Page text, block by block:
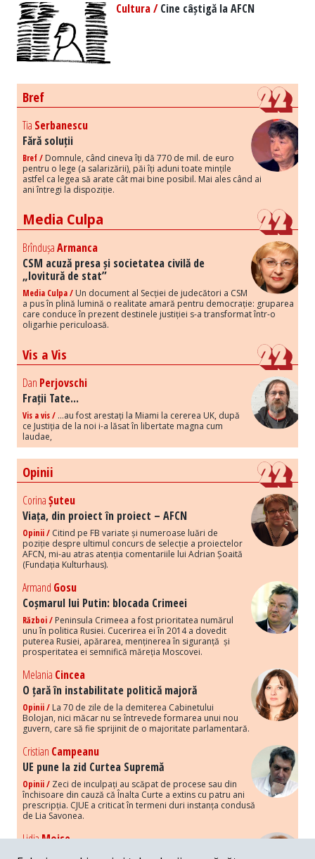
Cultura /Cine câștigă la AFCN
Bref
Tia Serbanescu
Fără soluții
Bref / Domnule, când cineva îți dă 770 de mil. de euro
pentru o lege (a salarizării), păi îți aduni toate mințile
astfel ca legea să arate cât mai bine posibil. Mai ales când ai
ani întregi la dispoziție.
Media Culpa
BrîndușaArmanca
CSM acuză presa și societatea civilă de
„lovitură de stat”
Media Culpa / Un document al Secției de judecători a CSM
a pus în plină lumină o realitate amară pentru democrație: gruparea
care conduce în prezent destinele justiției s-a transformat într-o
oligarhie periculoasă.
Vis a Vis
Dan Perjovschi
Frații Tate...
Vis a vis / ...au fost arestați la Miami la cererea UK, după
ce Justiția de la noi i-a lăsat în libertate magna cum
laudae,
Opinii
CorinaȘuteu
Viața, din proiect în proiect – AFCN
Opinii / Citind pe FB variate și numeroase luări de
poziție despre ultimul concurs de selecție a proiectelor
AFCN, mi-au atras atenția comentariile lui Adrian Șoaită
(Fundația Kulturhaus).
Armand Gosu
Coșmarul lui Putin: blocada Crimeei
Război / Peninsula Crimeea a fost prioritatea numărul
unu în politica Rusiei. Cucerirea ei în 2014 a dovedit
puterea Rusiei, apărarea, menținerea în siguranță și
prosperitatea ei semnifică măreția Moscovei.
Melania Cincea
O țară în instabilitate politică majoră
Opinii / La 70 de zile de la demiterea Cabinetului
Bolojan, nici măcar nu se întrevede formarea unui nou
guvern, care să fie sprijinit de o majoritate parlamentară.
Cristian Campeanu
UE pune la zid Curtea Supremă
Opinii / Zeci de inculpați au scăpat de procese sau din
închisoare din cauză că Înalta Curte a extins cu patru ani
prescripția. CJUE a criticat în termeni duri instanța condusă
de Lia Savonea.
LidiaMoise
Costurile economice ale haosului politic